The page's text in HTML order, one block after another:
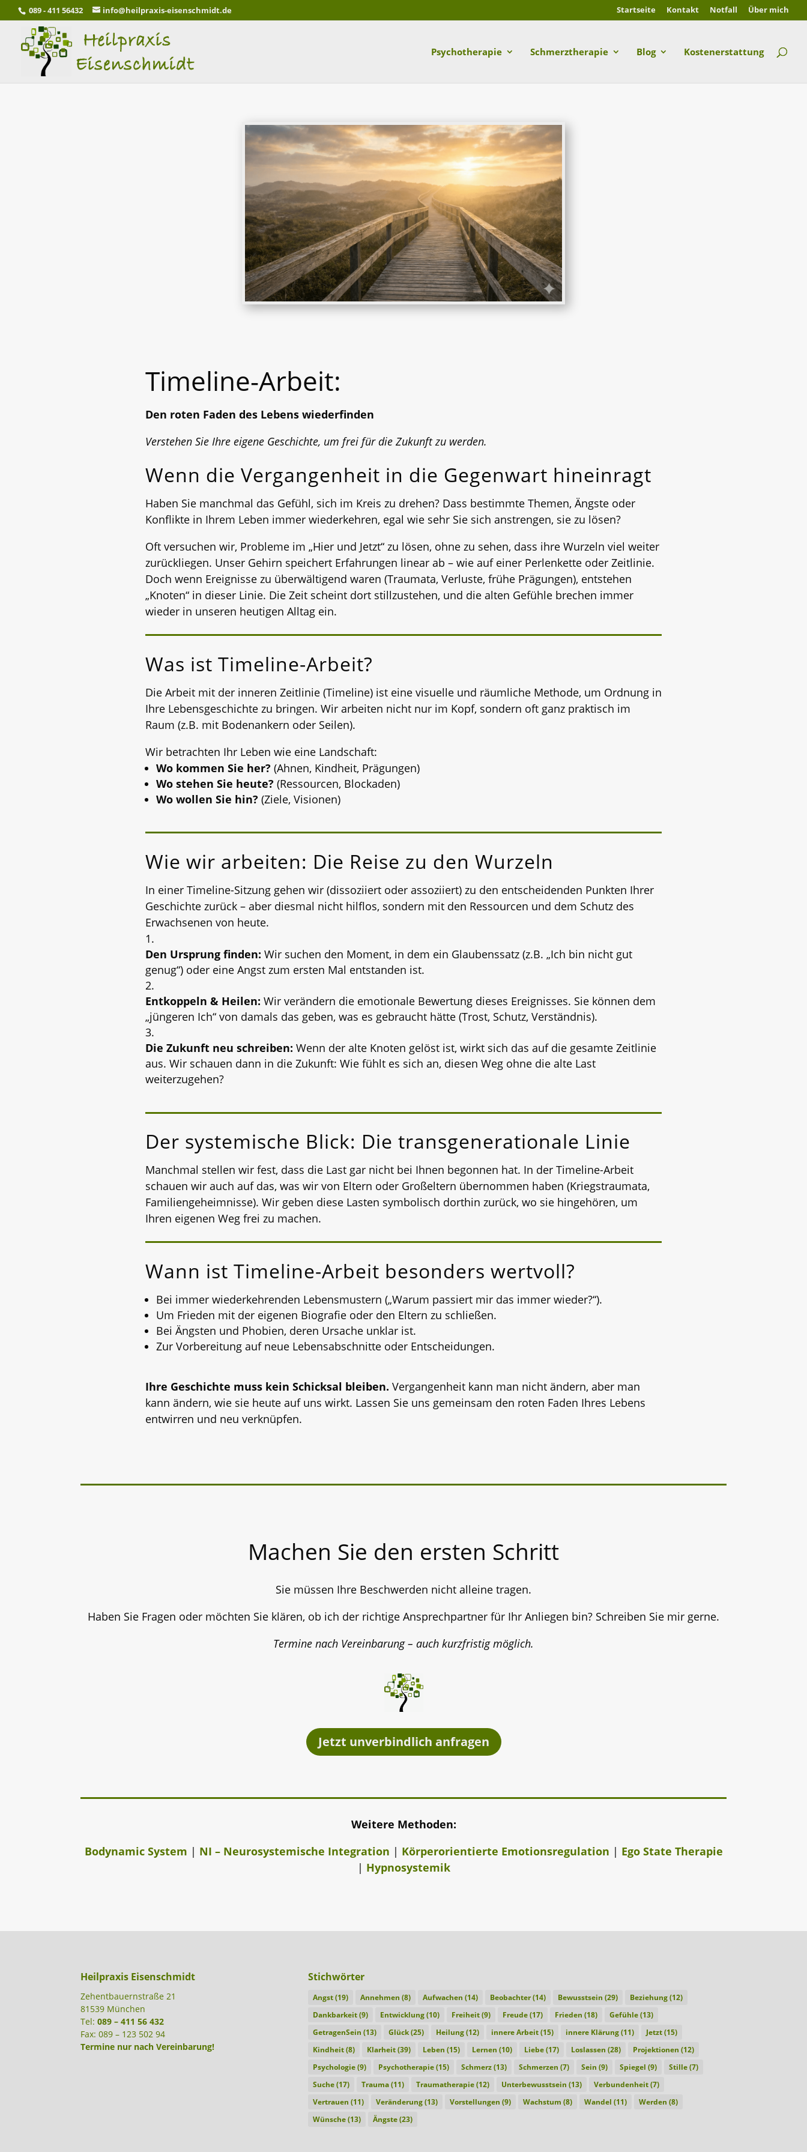
089 - 411 56432 info@heilpraxis-eisenschmidt.de Startseite Kontakt Notfall Über mich
Psychotherapie Schmerztherapie Blog Kostenerstattung
Timeline-Arbeit:
Den roten Faden des Lebens wiederfinden
Verstehen Sie Ihre eigene Geschichte, um frei für die Zukunft zu werden.
Wenn die Vergangenheit in die Gegenwart hineinragt
Haben Sie manchmal das Gefühl, sich im Kreis zu drehen? Dass bestimmte Themen, Ängste oder
Konflikte in Ihrem Leben immer wiederkehren, egal wie sehr Sie sich anstrengen, sie zu lösen?
Oft versuchen wir, Probleme im „Hier und Jetzt“ zu lösen, ohne zu sehen, dass ihre Wurzeln viel weiter
zurückliegen. Unser Gehirn speichert Erfahrungen linear ab – wie auf einer Perlenkette oder Zeitlinie.
Doch wenn Ereignisse zu überwältigend waren (Traumata, Verluste, frühe Prägungen), entstehen
„Knoten“ in dieser Linie. Die Zeit scheint dort stillzustehen, und die alten Gefühle brechen immer
wieder in unseren heutigen Alltag ein.
Was ist Timeline-Arbeit?
Die Arbeit mit der inneren Zeitlinie (Timeline) ist eine visuelle und räumliche Methode, um Ordnung in
Ihre Lebensgeschichte zu bringen. Wir arbeiten nicht nur im Kopf, sondern oft ganz praktisch im
Raum (z.B. mit Bodenankern oder Seilen).
Wir betrachten Ihr Leben wie eine Landschaft:
Wo kommen Sie her?(Ahnen, Kindheit, Prägungen)
Wo stehen Sie heute?(Ressourcen, Blockaden)
Wo wollen Sie hin?(Ziele, Visionen)
Wie wir arbeiten: Die Reise zu den Wurzeln
In einer Timeline-Sitzung gehen wir (dissoziiert oder assoziiert) zu den entscheidenden Punkten Ihrer
Geschichte zurück – aber diesmal nicht hilflos, sondern mit den Ressourcen und dem Schutz des
Erwachsenen von heute.
Den Ursprung finden: Wir suchen den Moment, in dem ein Glaubenssatz (z.B. „Ich bin nicht gut
genug“) oder eine Angst zum ersten Mal entstanden ist.
Entkoppeln & Heilen: Wir verändern die emotionale Bewertung dieses Ereignisses. Sie können dem
„jüngeren Ich“ von damals das geben, was es gebraucht hätte (Trost, Schutz, Verständnis).
Die Zukunft neu schreiben: Wenn der alte Knoten gelöst ist, wirkt sich das auf die gesamte Zeitlinie
aus. Wir schauen dann in die Zukunft: Wie fühlt es sich an, diesen Weg ohne die alte Last
weiterzugehen?
Der systemische Blick: Die transgenerationale Linie
Manchmal stellen wir fest, dass die Last gar nicht bei Ihnen begonnen hat. In der Timeline-Arbeit
schauen wir auch auf das, was wir von Eltern oder Großeltern übernommen haben (Kriegstraumata,
Familiengeheimnisse). Wir geben diese Lasten symbolisch dorthin zurück, wo sie hingehören, um
Ihren eigenen Weg frei zu machen.
Wann ist Timeline-Arbeit besonders wertvoll?
Bei immer wiederkehrenden Lebensmustern („Warum passiert mir das immer wieder?“).
Um Frieden mit der eigenen Biografie oder den Eltern zu schließen.
Bei Ängsten und Phobien, deren Ursache unklar ist.
Zur Vorbereitung auf neue Lebensabschnitte oder Entscheidungen.
Ihre Geschichte muss kein Schicksal bleiben. Vergangenheit kann man nicht ändern, aber man
kann ändern, wie sie heute auf uns wirkt. Lassen Sie uns gemeinsam den roten Faden Ihres Lebens
entwirren und neu verknüpfen.
Machen Sie den ersten Schritt
Sie müssen Ihre Beschwerden nicht alleine tragen.
Haben Sie Fragen oder möchten Sie klären, ob ich der richtige Ansprechpartner für Ihr Anliegen bin? Schreiben Sie mir gerne.
Termine nach Vereinbarung – auch kurzfristig möglich.
Jetzt unverbindlich anfragen
Weitere Methoden:
Bodynamic System | NI – Neurosystemische Integration | Körperorientierte Emotionsregulation | Ego State Therapie
| Hypnosystemik
Heilpraxis Eisenschmidt
Zehentbauernstraße 21
81539 München
Tel:089 – 411 56 432
Fax: 089 – 123 502 94
Termine nur nach Vereinbarung!
Stichwörter
Angst(19) Annehmen (8) Aufwachen (14) Beobachter(14) Bewusstsein (29) Beziehung(12)
Dankbarkeit(9) Entwicklung(10) Freiheit(9) Freude(17) Frieden (18) Gefühle(13)
GetragenSein (13) Glück(25) Heilung(12) innere Arbeit(15) innere Klärung(11) Jetzt(15)
Kindheit(8) Klarheit(39) Leben (15) Lernen (10) Liebe(17) Loslassen (28) Projektionen (12)
Psychologie(9) Psychotherapie(15) Schmerz(13) Schmerzen (7) Sein (9) Spiegel (9) Stille(7)
Suche(17) Trauma(11) Traumatherapie(12) Unterbewusstsein (13) Verbundenheit(7)
Vertrauen (11) Veränderung(13) Vorstellungen (9) Wachstum (8) Wandel (11) Werden (8)
Wünsche(13) Ängste(23)